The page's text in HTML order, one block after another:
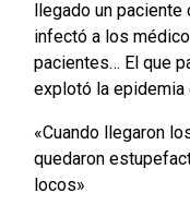
llegado un paciente
infectó a los
pacientes… El que
explotó la epidemia
«Cuando llegaron
quedaron
locos»